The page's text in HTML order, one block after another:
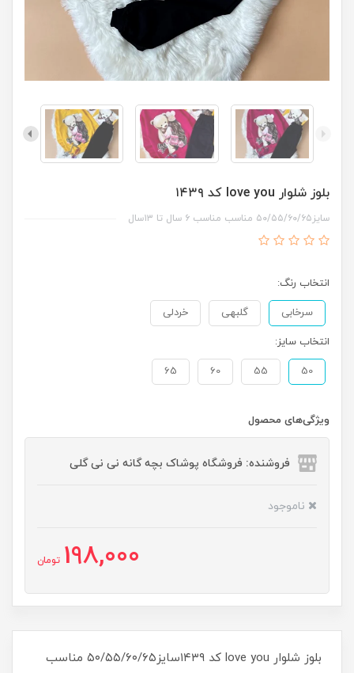
بلوز شلوار love you کد ۱۴۳۹
سایز۵۰/۵۵/۶۰/۶۵ مناسب مناسب ۶ سال تا ۱۳سال
انتخاب رنگ:
سرخابی گلبهی خردلی
انتخاب سایز:
50
55
60
65
ویژگی‌های محصول
فروشنده: فروشگاه پوشاک بچه گانه نی نی گلی
ناموجود
198,000 تومان
بلوز شلوار love you کد ۱۴۳۹سایز۵۰/۵۵/۶۰/۶۵ مناسب